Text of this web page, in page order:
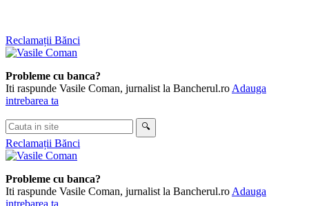
Skip
to
Reclamații Bănci
Probleme cu banca?
Iti raspunde Vasile Coman, jurnalist la Bancherul.ro Adauga
intrebarea ta
Cauta
in
site
🔍
Reclamații Bănci
Probleme cu banca?
Iti raspunde Vasile Coman, jurnalist la Bancherul.ro Adauga
intrebarea ta